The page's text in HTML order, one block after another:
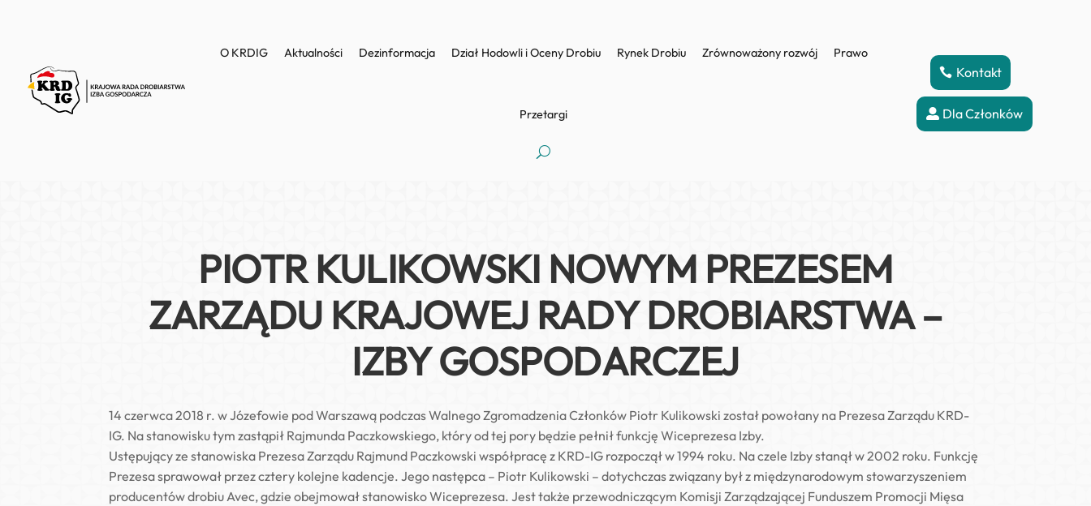
O KRDIG Aktualności Dezinformacja Dział Hodowli i Oceny Drobiu Rynek Drobiu Zrównoważony rozwój Prawo
Przetargi
Kontakt
Dla Członków
PIOTR KULIKOWSKI NOWYM PREZESEM
ZARZĄDU KRAJOWEJ RADY DROBIARSTWA –
IZBY GOSPODARCZEJ
14 czerwca 2018 r. w Józefowie pod Warszawą podczas Walnego Zgromadzenia Członków Piotr Kulikowski został powołany na Prezesa Zarządu KRD-
IG. Na stanowisku tym zastąpił Rajmunda Paczkowskiego, który od tej pory będzie pełnił funkcję Wiceprezesa Izby.
Ustępujący ze stanowiska Prezesa Zarządu Rajmund Paczkowski współpracę z KRD-IG rozpoczął w 1994 roku. Na czele Izby stanął w 2002 roku. Funkcję
Prezesa sprawował przez cztery kolejne kadencje. Jego następca – Piotr Kulikowski – dotychczas związany był z międzynarodowym stowarzyszeniem
producentów drobiu Avec, gdzie obejmował stanowisko Wiceprezesa. Jest także przewodniczącym Komisji Zarządzającej Funduszem Promocji Mięsa